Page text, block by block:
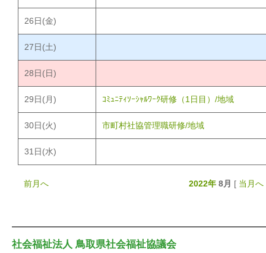
26日(金)
27日(土)
28日(日)
29日(月) ｺﾐｭﾆﾃｨｿｰｼｬﾙﾜｰｸ研修（1日目）/地域
30日(火) 市町村社協管理職研修/地域
31 日(水)
前月へ 2022年 8月 [ 当月へ
社会福祉法人 鳥取県社会福祉協議会